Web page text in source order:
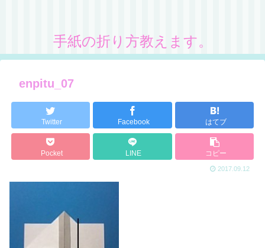
手紙の折り方教えます。
enpitu_07
Twitter Facebook はてブ
Pocket LINE コピー
2017.09.12